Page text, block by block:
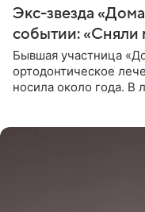
Экс-звезда
событии: «Сняли
Бывшая участница
ортодонтическое
носила около года. В